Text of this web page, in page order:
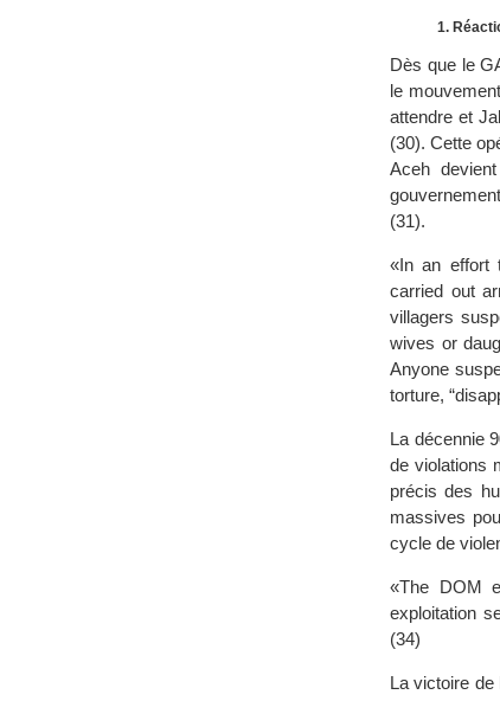
1.
Dès que le
le
attendre et
(30). Cette
Aceh
(31).
«In an effort
carried out
villagers
wives or
Anyone
torture,
La décennie
de violations
précis des
massives
cycle de
«The DOM
exploitation
(34)
La victoire